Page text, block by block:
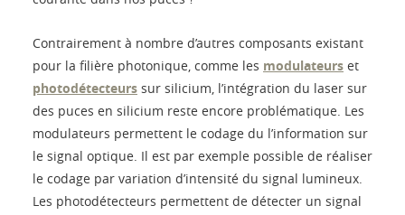
Contrairement à nombre d’autres composants existant
pour la filière photonique, comme les modulateurs et
photodétecteurs sur silicium, l’intégration du laser sur
des puces en silicium reste encore problématique. Les
modulateurs permettent le codage du l’information sur
le signal optique. Il est par exemple possible de réaliser
le codage par variation d’intensité du signal lumineux.
Les photodétecteurs permettent de détecter un signal